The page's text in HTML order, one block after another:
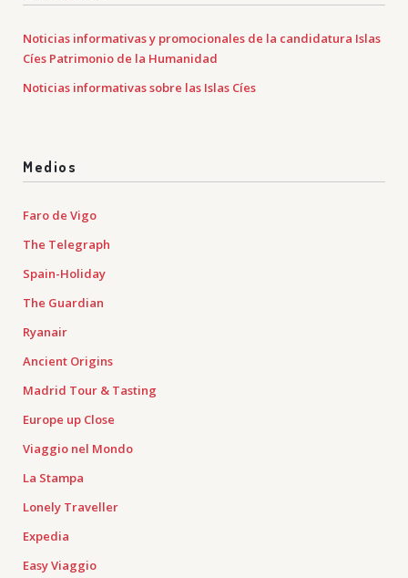
Noticias informativas y promocionales de la candidatura Islas
Cíes Patrimonio de la Humanidad
Noticias informativas sobre las Islas Cíes
Medios
Faro de Vigo
The Telegraph
Spain-Holiday
The Guardian
Ryanair
Ancient Origins
Madrid Tour & Tasting
Europe up Close
Viaggio nel Mondo
La Stampa
Lonely Traveller
Expedia
Easy Viaggio